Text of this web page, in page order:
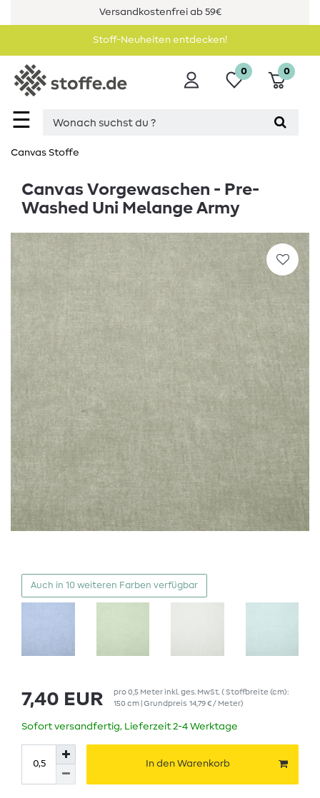
Versandkostenfrei ab 59€
Stoff-Neuheiten entdecken!
☰
0 0
Canvas Stoffe
Canvas Vorgewaschen - Pre-
Washed Uni Melange Army
Auch in 10 weiteren Farben verfügbar
7,40 EUR pro0,5 Meterinkl. ges. MwSt. ( Stoffbreite (cm):
150 cm | Grundpreis 14,79 € / Meter)
Sofort versandfertig, Lieferzeit 2-4 Werktage
In den Warenkorb